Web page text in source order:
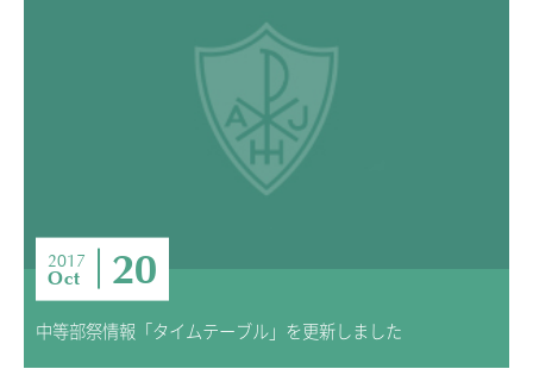
2017
Oct 20
中等部祭情報「タイムテーブル」を更新しました